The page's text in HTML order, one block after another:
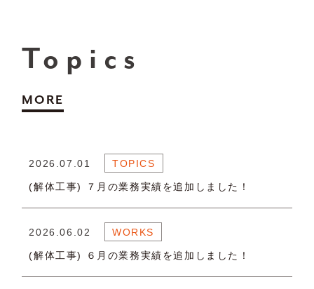
Topics
MORE
2026.07.01 TOPICS
(解体工事) ７月の業務実績を追加しました！
2026.06.02 WORKS
(解体工事) ６月の業務実績を追加しました！